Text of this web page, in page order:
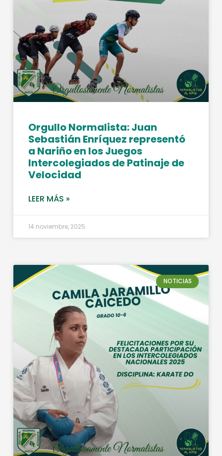
Orgullo Normalista: Juan
Sebastián Enríquez representó
a Nariño en los Juegos
Intercolegiados de Patinaje de
Velocidad
LEER MÁS »
14 noviembre, 2025
NOTICIAS